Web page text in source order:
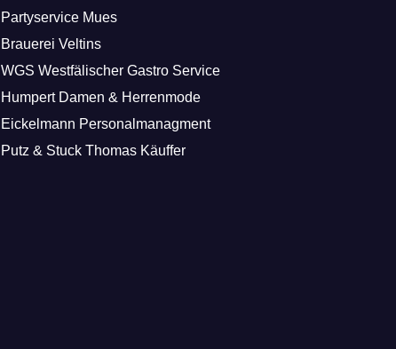
Partyservice Mues
Brauerei Veltins
WGS Westfälischer Gastro Service
Humpert Damen & Herrenmode
Eickelmann Personalmanagment
Putz & Stuck Thomas Käuffer